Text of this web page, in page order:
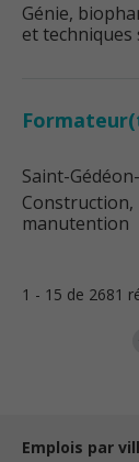
Génie,
et techniques
Saint-
manutention
1 - 15 de 2681
Emplois par